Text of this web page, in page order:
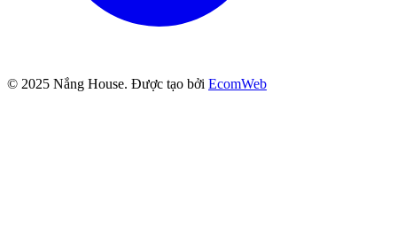
© 2025 Nắng House. Được tạo bởi EcomWeb